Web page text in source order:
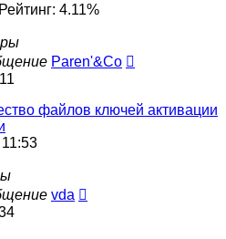
4.11%
Paren'&Co
файлов ключей активации
vda